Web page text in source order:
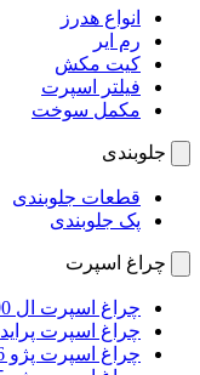
انواع هدرز
رم ایر
کیت مکش
فیلتر اسپرت
مکمل سوخت
جلوبندی
قطعات جلوبندی
پک جلوبندی
چراغ اسپرت
چراغ اسپرت ال 90
چراغ اسپرت پراید 111 و 132
چراغ اسپرت پژو 206 و 207